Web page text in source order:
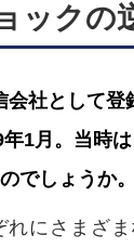
ックの
社として登
1月。当時
でしょうか。
れにさまざ